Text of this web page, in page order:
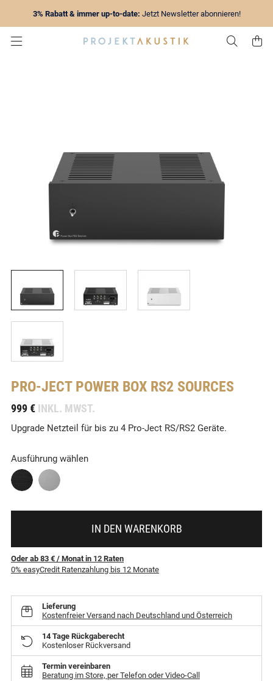
3% Rabatt & immer up-to-date: Jetzt Newsletter abonnieren!
Zur
PRO-JECTPOWER BOX RS2 SOURCES
999 € INKL. MWST.
Upgrade Netzteil für bis zu 4 Pro-Ject RS/RS2 Geräte.
Ausführung wählen
IN DEN WARENKORB
Oder ab 83 € / Monatin 12 Raten
0% easyCredit Ratenzahlung bis 12 Monate
Lieferung
Kostenfreier Versand nach Deutschland und Österreich
14 Tage Rückgaberecht
Kostenloser Rückversand
Termin vereinbaren
Beratung im Store, per Telefon oder Video-Call